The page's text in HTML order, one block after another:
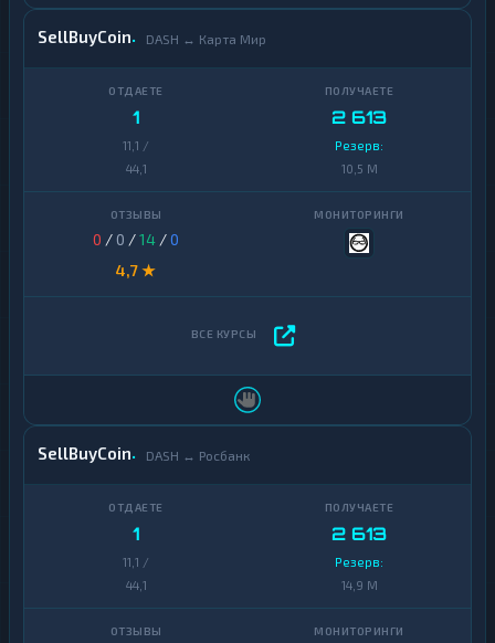
SellBuyCoin DASH ↔ Карта Мир
1
11,1 /
44,1
2 613
Резерв:
10,5 M
0 / 0 /14 /0
4,7 ★
SellBuyCoin DASH ↔ Росбанк
1
11,1 /
44,1
2 613
Резерв:
14,9 M